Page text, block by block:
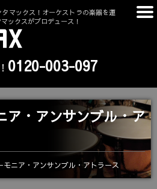
マックス！オーケストラの楽器を運
ックスがプロデュース！
0120-003-097
ア・アンサンブル・ア
モニア・アンサンブル・アトラース